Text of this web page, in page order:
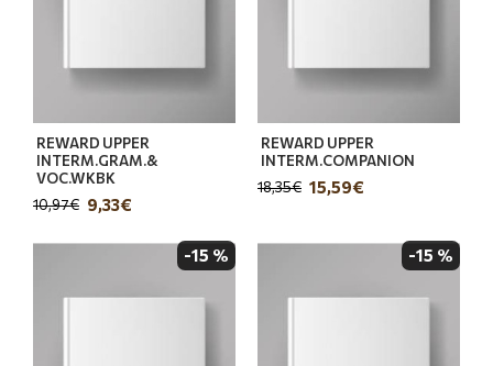
REWARD UPPER
INTERM.GRAM.&
VOC.WKBK
9,33€
10,97€
REWARD UPPER
INTERM.COMPANION
15,59€
18,35€
-15 % -15 %